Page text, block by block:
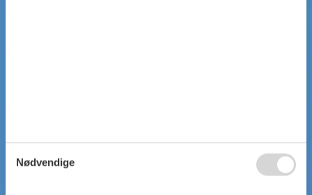
Nødvendige